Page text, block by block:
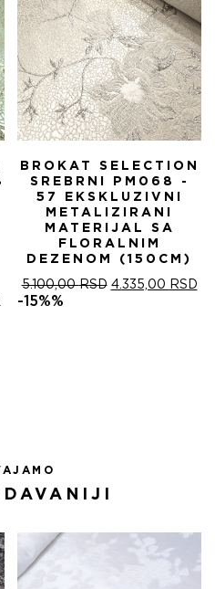
ТРЕНУТНА
BROKAT SELECTION
SREBRNI PM068 -
57 EKSKLUZIVNI
METALIZIRANI
MATERIJAL SA
FLORALNIM
DEZENOM (150CM)
5.100,00RSD ОРИГИНАЛНА
4.335,00 RSD
-15%%